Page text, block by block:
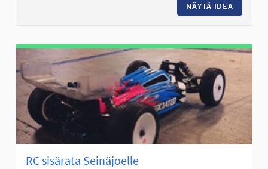
NÄYTÄ IDEA
RC sisärata Seinäjoelle